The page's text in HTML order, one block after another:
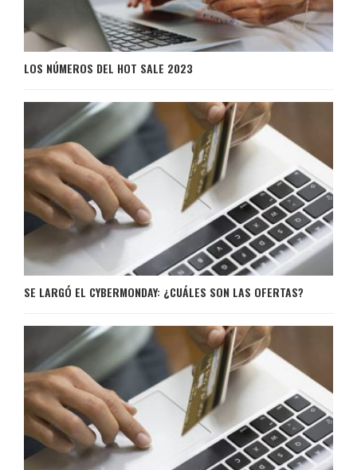
LOS NÚMEROS DEL HOT SALE 2023
SE LARGÓ EL CYBERMONDAY: ¿CUÁLES SON LAS OFERTAS?